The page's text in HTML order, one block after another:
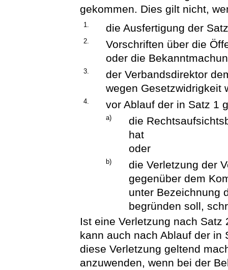
gekommen. Dies gilt nicht,
1. die Ausfertigung der
2.
Vorschriften über die
oder die
3.
der Verbandsdirektor
wegen Gesetzwidrigkeit
4. vor Ablauf der in Satz 1
a)
die
hat
oder
b)
die Verletzung der
gegenüber dem
unter Bezeichnung
begründen soll,
Ist eine Verletzung nach
kann auch nach Ablauf der in
diese Verletzung geltend
anzuwenden, wenn bei der